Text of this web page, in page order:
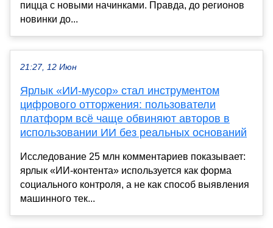
пицца с новыми начинками. Правда, до регионов
новинки до...
21:27, 12 Июн
Ярлык «ИИ-мусор» стал инструментом
цифрового отторжения: пользователи
платформ всё чаще обвиняют авторов в
использовании ИИ без реальных оснований
Исследование 25 млн комментариев показывает:
ярлык «ИИ-контента» используется как форма
социального контроля, а не как способ выявления
машинного тек...